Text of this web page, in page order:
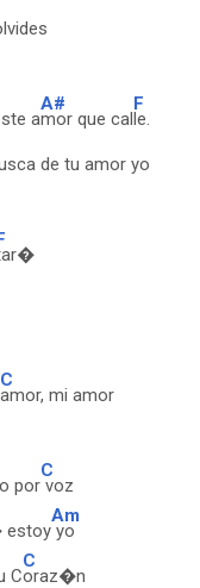
a
A#
mor que cal
F
le.
de tu amor yo
C
amor, mi amor
por
C
voz
estoy
Am
yo
C
C
oraz�n